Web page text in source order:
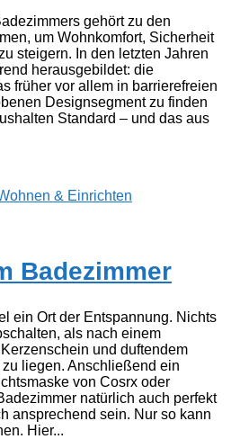
gehört zu den
um Wohnkomfort, Sicherheit
steigern. In den letzten Jahren
herausgebildet: die
früher vor allem in barrierefreien
Designsegment zu finden
Standard – und das aus
& Einrichten
Badezimmer
ein Ort der Entspannung. Nichts
als nach einem
und duftendem
liegen. Anschließend ein
von Cosrx oder
natürlich auch perfekt
ansprechend sein. Nur so kann
Hier...